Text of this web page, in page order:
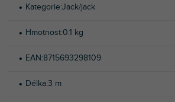
Kategorie:Jack/jack
Hmotnost:0.1 kg
EAN:8715693298109
Délka:3 m